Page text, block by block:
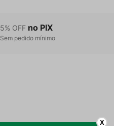
5% OFF no PIX
Sem pedido mínimo
X